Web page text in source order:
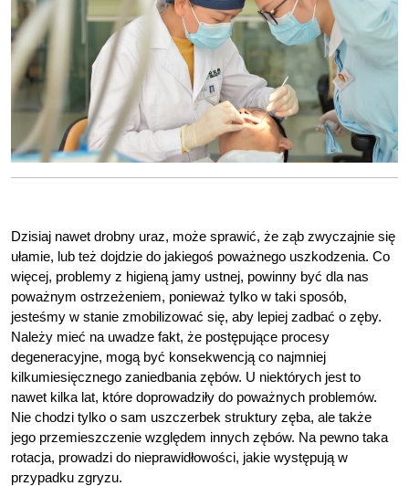
Dzisiaj nawet drobny uraz, może sprawić, że ząb zwyczajnie się
ułamie, lub też dojdzie do jakiegoś poważnego uszkodzenia. Co
więcej, problemy z higieną jamy ustnej, powinny być dla nas
poważnym ostrzeżeniem, ponieważ tylko w taki sposób,
jesteśmy w stanie zmobilizować się, aby lepiej zadbać o zęby.
Należy mieć na uwadze fakt, że postępujące procesy
degeneracyjne, mogą być konsekwencją co najmniej
kilkumiesięcznego zaniedbania zębów. U niektórych jest to
nawet kilka lat, które doprowadziły do poważnych problemów.
Nie chodzi tylko o sam uszczerbek struktury zęba, ale także
jego przemieszczenie względem innych zębów. Na pewno taka
rotacja, prowadzi do nieprawidłowości, jakie występują w
przypadku zgryzu.